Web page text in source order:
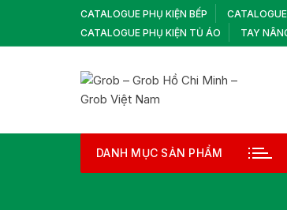
nội
CATALOGUE PHỤ KIỆN BẾP
CATALOGUE PHỤ KIỆN TỦ ÁO
TAY
DANH MỤC SẢN PHẨM